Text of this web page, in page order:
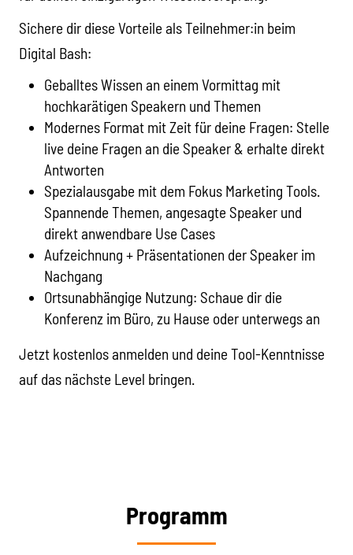
Sichere dir diese Vorteile als Teilnehmer:in beim
Digital Bash:
Geballtes Wissen an einem Vormittag mit
hochkarätigen Speakern und Themen
Modernes Format mit Zeit für deine Fragen: Stelle
live deine Fragen an die Speaker & erhalte direkt
Antworten
Spezialausgabe mit dem Fokus Marketing Tools.
Spannende Themen, angesagte Speaker und
direkt anwendbare Use Cases
Aufzeichnung + Präsentationen der Speaker im
Nachgang
Ortsunabhängige Nutzung: Schaue dir die
Konferenz im Büro, zu Hause oder unterwegs an
Jetzt kostenlos anmelden und deine Tool-Kenntnisse
auf das nächste Level bringen.
Programm